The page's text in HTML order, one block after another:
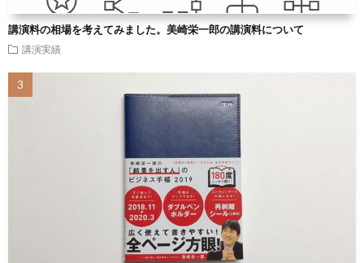
講演料の相場を考えてみました。美崎栄一郎の講演料について
講演実績